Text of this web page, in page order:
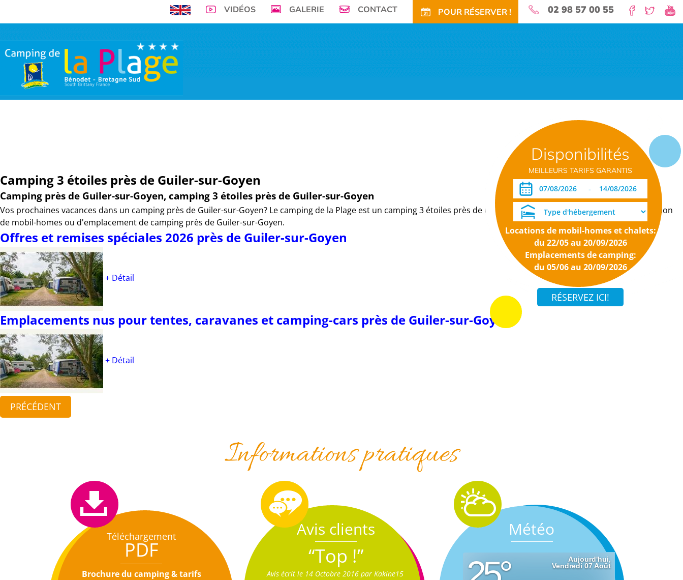
VIDÉOS GALERIE CONTACT POUR RÉSERVER ! 02 98 57 00 55
vous offre son petit paradis en pleine nature pour vos vacances!
TÉLÉCHARGEMENT PDF DATES OUVERTURE RÉSERVATION
Disponibilités
MEILLEURS TARIFS GARANTIS
-
Locations de mobil-homes et chalets:
du 22/05 au 20/09/2026
Emplacements de camping:
du 05/06 au 20/09/2026
Camping 3 étoiles près de Guiler-sur-Goyen
Camping près de Guiler-sur-Goyen, camping 3 étoiles près de Guiler-sur-Goyen
Vos prochaines vacances dans un camping près de Guiler-sur-Goyen? Le camping de la Plage est un camping 3 étoiles près de Guiler-sur-Goyen qui vous propose de la location
de mobil-homes ou d'emplacement de camping près de Guiler-sur-Goyen.
Offres et remises spéciales 2026 près de Guiler-sur-Goyen
+ Détail
Emplacements nus pour tentes, caravanes et camping-cars près de Guiler-sur-Goyen
+ Détail
PRÉCÉDENT
Informations pratiques
Téléchargement
PDF
Brochure du camping & tarifs
Avis clients
“Top !”
Avis écrit le 14 Octobre 2016 par Kakine15
Météo